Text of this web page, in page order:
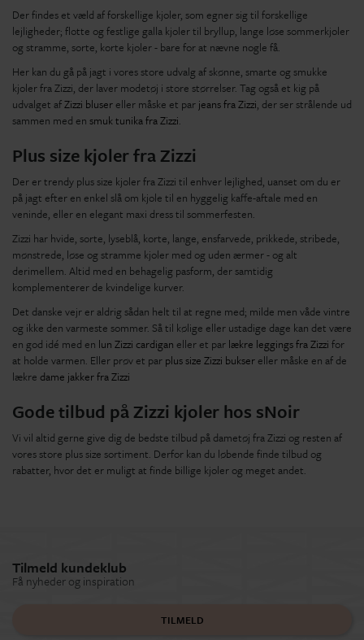
Der findes et væld af forskellige kjoler, som egner sig til forskellige
lejligheder; flotte og festlige galla kjoler til bryllup, lange løse sommerkjoler
og stramme, sorte, korte kjoler - bare for at nævne nogle få.
Her kan du gå på jagt i vores store udvalg af skønne, smarte og smukke
kjoler fra Zizzi, der laver modetøj i store størrelser. Tag også et kig på
udvalget afZizzi bluser eller måske et par jeans fra Zizzi, der ser strålende ud
sammen med en smuk tunika fra Zizzi.
Plus size kjoler fra Zizzi
Der er trendy plus size kjoler fra Zizzi til enhver lejlighed, uanset om du er
på jagt efter en enkel slå om kjole til en hyggelig kaffe-aftale med en
veninde, eller en elegant maxi dress til sommerfesten.
Zizzi har hvide, sorte, lyseblå, korte, lange, ensfarvede, prikkede, stribede,
mønstrede, løse og stramme kjoler med og uden ærmer - og alt
derimellem. Altid med en behagelig pasform, der samtidig
komplementerer de kvindelige kurver.
Det danske vejr er aldrig sådan helt til at regne med; milde men våde vintre
og ikke den varmeste sommer. Så til kølige eller ustadige dage kan det være
en god idé med en lun Zizzi cardigan eller et par lækre leggings fra Zizzi for
at holde varmen. Eller prøv et par plus size Zizzi bukser eller måske en af de
lækre dame jakker fra Zizzi
Gode tilbud på Zizzi kjoler hos sNoir
Vi vil altid gerne give dig de bedste tilbud på dametøj fra Zizzi og resten af
vores store plus size sortiment. Derfor kan du løbende finde tilbud og
rabatter, hvor det er muligt at finde billige kjoler og meget andet.
Tilmeld kundeklub
Få nyheder og inspiration
TILMELD